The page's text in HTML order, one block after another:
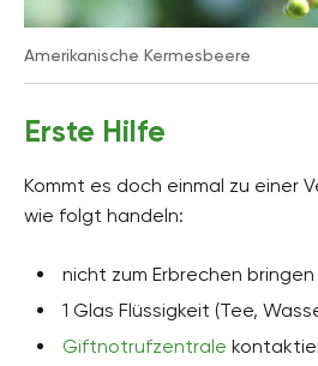
Amerikanische Kermesbeere
Erste Hilfe
Kommt es doch einmal zu einer
wie folgt handeln:
nicht zum Erbrechen bringen
1 Glas Flüssigkeit (Tee,
Giftnotrufzentrale